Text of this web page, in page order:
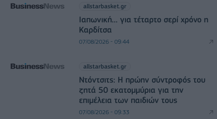
allstarbasket.gr
Ιαπωνική... για τέταρτο σερί χρόνο η
Καρδίτσα
07/08/2026 - 09:44
allstarbasket.gr
Ντόντσιτς: Η πρώην σύντροφός του
ζητά 50 εκατομμύρια για την
επιμέλεια των παιδιών τους
07/08/2026 - 09:33